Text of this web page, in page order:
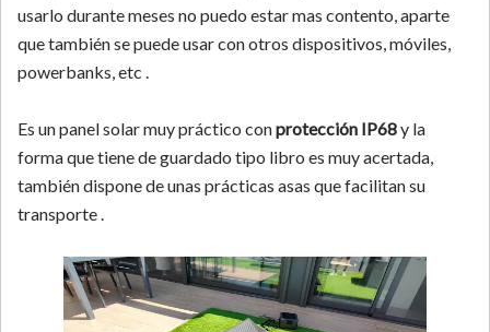
usarlo durante meses no puedo estar mas contento, aparte
que también se puede usar con otros dispositivos, móviles,
powerbanks, etc .
Es un panel solar muy práctico conprotección IP68y la
forma que tiene de guardado tipo libro es muy acertada,
también dispone de unas prácticas asas que facilitan su
transporte .